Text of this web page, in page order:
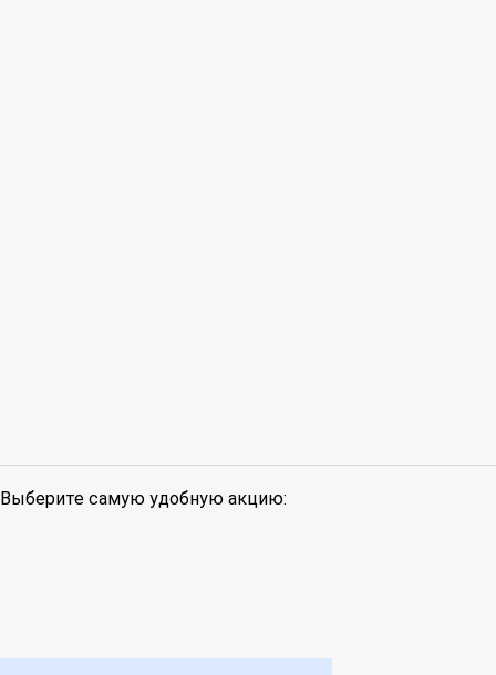
Выберите самую удобную акцию: